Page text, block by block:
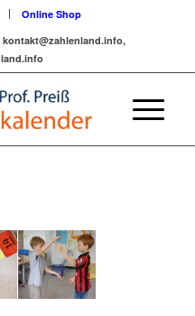
Online Shop
kontakt@zahlenland.info,